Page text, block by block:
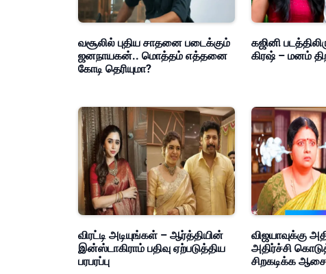
வசூலில் புதிய சாதனை படைக்கும்
ஜனநாயகன்.. மொத்தம் எத்தனை
கோடி தெரியுமா?
கஜினி
கிரஷ் – மனம்
விரட்டி அடியுங்கள் – ஆர்த்தியின்
இன்ஸ்டாகிராம் பதிவு ஏற்படுத்திய
பரபரப்பு
விஜயாவுக்கு
அதிர்ச்சி
சிறகடிக்க